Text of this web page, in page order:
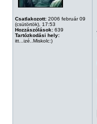
Csatlakozott: 2006 február 09
(csütörtök), 17:53
Hozzászólások: 639
Tartózkodási hely:
itt...izé..Miskolc:)